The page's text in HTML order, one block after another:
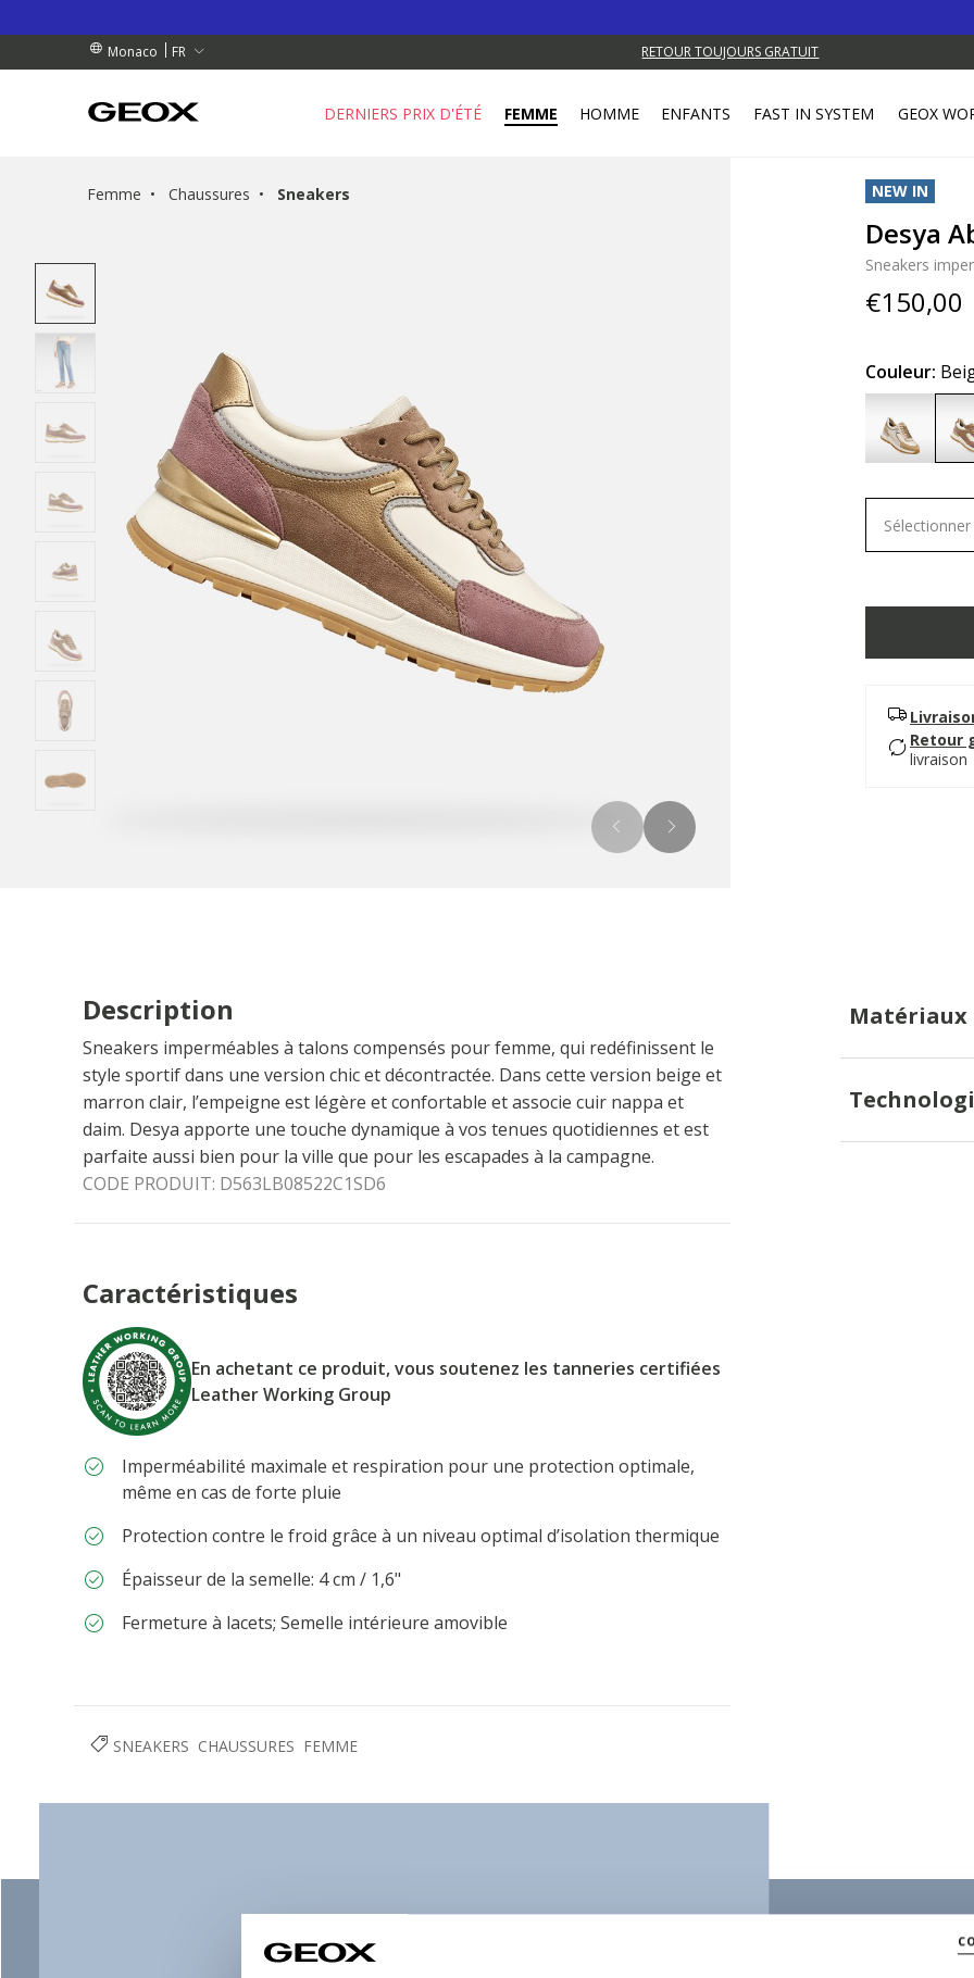
Monaco FR
DE PLUS DE 90.00 € RETOUR TOUJOURS GRATUIT
DE PLUS DE 90.00 €
DERNIERS PRIX D'ÉTÉ FEMME HOMME ENFANTS FAST IN SYSTEM GEOX
Femme Chaussures Sneakers NEW IN
Desya
Sneakers
€150,00
Couleur:
Retour
livraison
Description
Sneakers imperméables à talons compensés pour femme, qui redéfinissent le
style sportif dans une version chic et décontractée. Dans cette version beige et
marron clair, l’empeigne est légère et confortable et associe cuir nappa et
daim. Desya apporte une touche dynamique à vos tenues quotidiennes et est
parfaite aussi bien pour la ville que pour les escapades à la campagne.
CODE PRODUIT: D563LB08522C1SD6
Caractéristiques
En achetant ce produit, vous soutenez les tanneries certifiées
Leather Working Group
Imperméabilité maximale et respiration pour une protection optimale,
même en cas de forte pluie
Protection contre le froid grâce à un niveau optimal d’isolation thermique
Épaisseur de la semelle: 4 cm / 1,6"
Fermeture à lacets; Semelle intérieure amovible
Matériaux
SNEAKERS CHAUSSURES FEMME